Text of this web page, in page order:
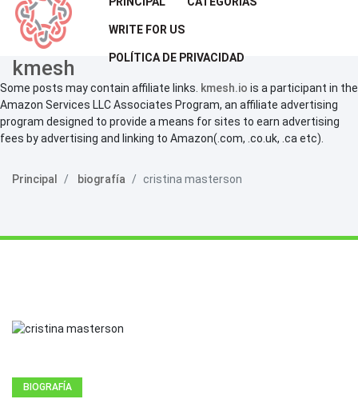
kmesh
WRITE FOR US
POLÍTICA DE PRIVACIDAD
Some posts may contain affiliate links. kmesh.io is a participant in the
Amazon Services LLC Associates Program, an affiliate advertising
program designed to provide a means for sites to earn advertising
fees by advertising and linking to Amazon(.com, .co.uk, .ca etc).
Principal biografía cristina masterson
BIOGRAFÍA